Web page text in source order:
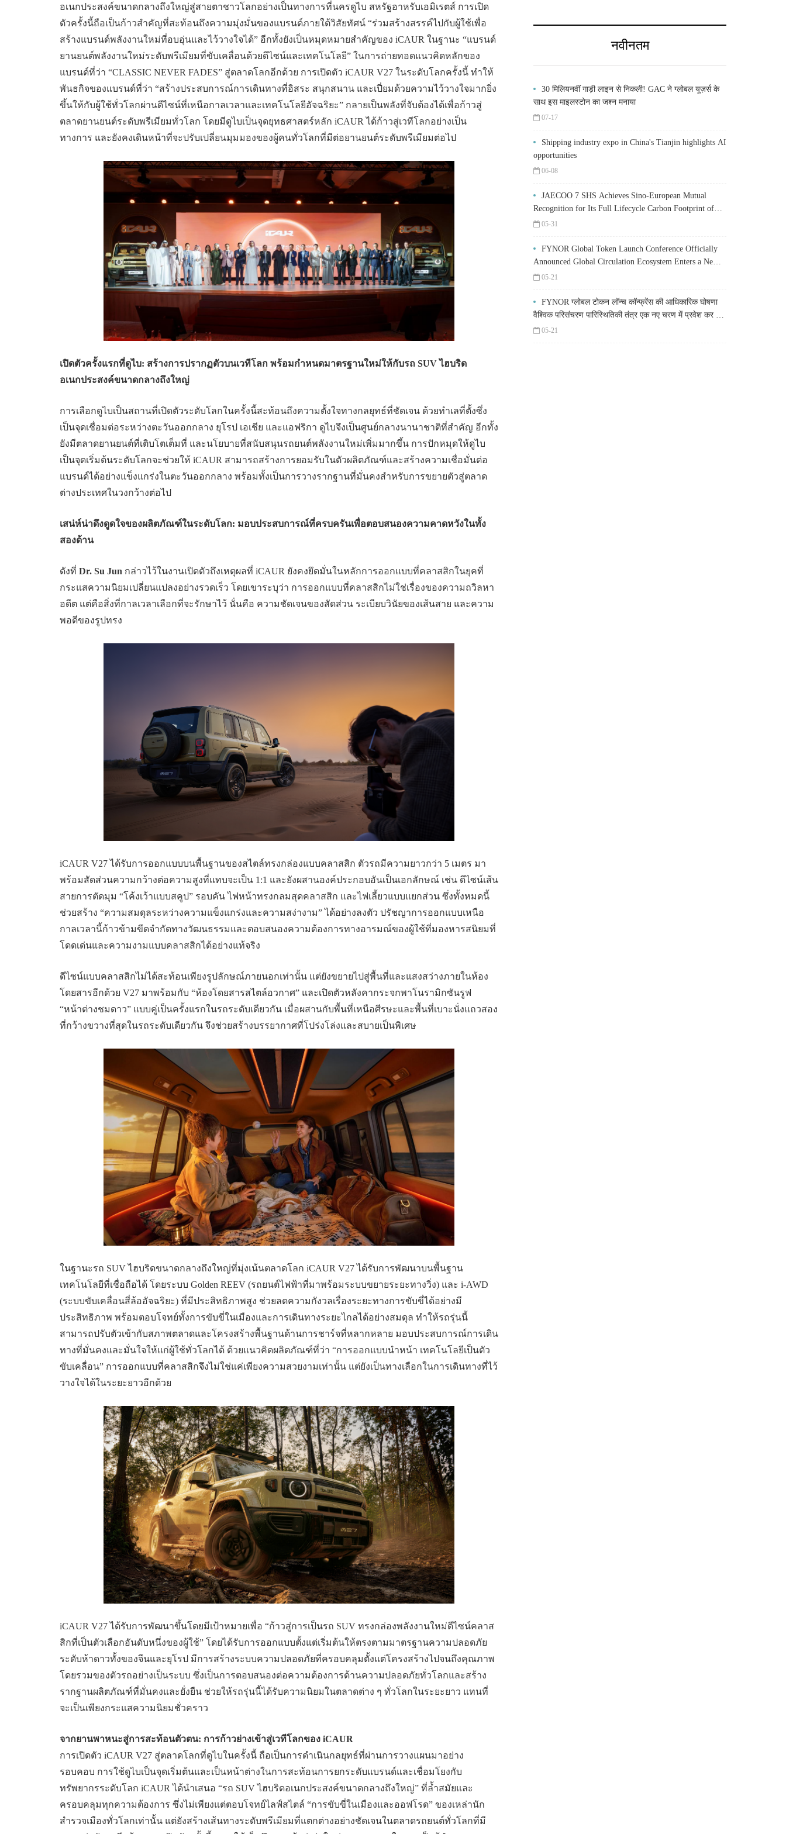
อเนกประสงค์ขนาดกลางถึงใหญ่สู่สายตาชาวโลกอย่างเป็นทางการที่นครดูไบ สหรัฐอาหรับเอมิเรตส์ การเปิด
ตัวครั้งนี้ถือเป็นก้าวสำคัญที่สะท้อนถึงความมุ่งมั่นของแบรนด์ภายใต้วิสัยทัศน์ “ร่วมสร้างสรรค์ไปกับผู้ใช้เพื่อ
สร้างแบรนด์พลังงานใหม่ที่อบอุ่นและไว้วางใจได้” อีกทั้งยังเป็นหมุดหมายสำคัญของ iCAUR ในฐานะ “แบรนด์
ยานยนต์พลังงานใหม่ระดับพรีเมียมที่ขับเคลื่อนด้วยดีไซน์และเทคโนโลยี” ในการถ่ายทอดแนวคิดหลักของ
แบรนด์ที่ว่า “CLASSIC NEVER FADES” สู่ตลาดโลกอีกด้วย การเปิดตัว iCAUR V27 ในระดับโลกครั้งนี้ ทำให้
พันธกิจของแบรนด์ที่ว่า “สร้างประสบการณ์การเดินทางที่อิสระ สนุกสนาน และเปี่ยมด้วยความไว้วางใจมากยิ่ง
ขึ้นให้กับผู้ใช้ทั่วโลกผ่านดีไซน์ที่เหนือกาลเวลาและเทคโนโลยีอัจฉริยะ” กลายเป็นพลังที่จับต้องได้เพื่อก้าวสู่
ตลาดยานยนต์ระดับพรีเมียมทั่วโลก โดยมีดูไบเป็นจุดยุทธศาสตร์หลัก iCAUR ได้ก้าวสู่เวทีโลกอย่างเป็น
ทางการ และยังคงเดินหน้าที่จะปรับเปลี่ยนมุมมองของผู้คนทั่วโลกที่มีต่อยานยนต์ระดับพรีเมียมต่อไป
เปิดตัวครั้งแรกที่ดูไบ: สร้างการปรากฏตัวบนเวทีโลก พร้อมกำหนดมาตรฐานใหม่ให้กับรถ SUV ไฮบริด
อเนกประสงค์ขนาดกลางถึงใหญ่
การเลือกดูไบเป็นสถานที่เปิดตัวระดับโลกในครั้งนี้สะท้อนถึงความตั้งใจทางกลยุทธ์ที่ชัดเจน ด้วยทำเลที่ตั้งซึ่ง
เป็นจุดเชื่อมต่อระหว่างตะวันออกกลาง ยุโรป เอเชีย และแอฟริกา ดูไบจึงเป็นศูนย์กลางนานาชาติที่สำคัญ อีกทั้ง
ยังมีตลาดยานยนต์ที่เติบโตเต็มที่ และนโยบายที่สนับสนุนรถยนต์พลังงานใหม่เพิ่มมากขึ้น การปักหมุดให้ดูไบ
เป็นจุดเริ่มต้นระดับโลกจะช่วยให้ iCAUR สามารถสร้างการยอมรับในตัวผลิตภัณฑ์และสร้างความเชื่อมั่นต่อ
แบรนด์ได้อย่างแข็งแกร่งในตะวันออกกลาง พร้อมทั้งเป็นการวางรากฐานที่มั่นคงสำหรับการขยายตัวสู่ตลาด
ต่างประเทศในวงกว้างต่อไป
เสน่ห์น่าดึงดูดใจของผลิตภัณฑ์ในระดับโลก: มอบประสบการณ์ที่ครบครันเพื่อตอบสนองความคาดหวังในทั้ง
สองด้าน
ดังที่ Dr. Su Jun กล่าวไว้ในงานเปิดตัวถึงเหตุผลที่ iCAUR ยังคงยึดมั่นในหลักการออกแบบที่คลาสสิกในยุคที่
กระแสความนิยมเปลี่ยนแปลงอย่างรวดเร็ว โดยเขาระบุว่า การออกแบบที่คลาสสิกไม่ใช่เรื่องของความถวิลหา
อดีต แต่คือสิ่งที่กาลเวลาเลือกที่จะรักษาไว้ นั่นคือ ความชัดเจนของสัดส่วน ระเบียบวินัยของเส้นสาย และความ
พอดีของรูปทรง
iCAUR V27 ได้รับการออกแบบบนพื้นฐานของสไตล์ทรงกล่องแบบคลาสสิก ตัวรถมีความยาวกว่า 5 เมตร มา
พร้อมสัดส่วนความกว้างต่อความสูงที่แทบจะเป็น 1:1 และยังผสานองค์ประกอบอันเป็นเอกลักษณ์ เช่น ดีไซน์เส้น
สายการตัดมุม “โค้งเว้าแบบสคูป” รอบคัน ไฟหน้าทรงกลมสุดคลาสสิก และไฟเลี้ยวแบบแยกส่วน ซึ่งทั้งหมดนี้
ช่วยสร้าง “ความสมดุลระหว่างความแข็งแกร่งและความสง่างาม” ได้อย่างลงตัว ปรัชญาการออกแบบเหนือ
กาลเวลานี้ก้าวข้ามขีดจำกัดทางวัฒนธรรมและตอบสนองความต้องการทางอารมณ์ของผู้ใช้ที่มองหารสนิยมที่
โดดเด่นและความงามแบบคลาสสิกได้อย่างแท้จริง
ดีไซน์แบบคลาสสิกไม่ได้สะท้อนเพียงรูปลักษณ์ภายนอกเท่านั้น แต่ยังขยายไปสู่พื้นที่และแสงสว่างภายในห้อง
โดยสารอีกด้วย V27 มาพร้อมกับ “ห้องโดยสารสไตล์อวกาศ” และเปิดตัวหลังคากระจกพาโนรามิกซันรูฟ
“หน้าต่างชมดาว” แบบคู่เป็นครั้งแรกในรถระดับเดียวกัน เมื่อผสานกับพื้นที่เหนือศีรษะและพื้นที่เบาะนั่งแถวสอง
ที่กว้างขวางที่สุดในรถระดับเดียวกัน จึงช่วยสร้างบรรยากาศที่โปร่งโล่งและสบายเป็นพิเศษ
ในฐานะรถ SUV ไฮบริดขนาดกลางถึงใหญ่ที่มุ่งเน้นตลาดโลก iCAUR V27 ได้รับการพัฒนาบนพื้นฐาน
เทคโนโลยีที่เชื่อถือได้ โดยระบบ Golden REEV (รถยนต์ไฟฟ้าที่มาพร้อมระบบขยายระยะทางวิ่ง) และ i-AWD
(ระบบขับเคลื่อนสี่ล้ออัจฉริยะ) ที่มีประสิทธิภาพสูง ช่วยลดความกังวลเรื่องระยะทางการขับขี่ได้อย่างมี
ประสิทธิภาพ พร้อมตอบโจทย์ทั้งการขับขี่ในเมืองและการเดินทางระยะไกลได้อย่างสมดุล ทำให้รถรุ่นนี้
สามารถปรับตัวเข้ากับสภาพตลาดและโครงสร้างพื้นฐานด้านการชาร์จที่หลากหลาย มอบประสบการณ์การเดิน
ทางที่มั่นคงและมั่นใจให้แก่ผู้ใช้ทั่วโลกได้ ด้วยแนวคิดผลิตภัณฑ์ที่ว่า “การออกแบบนำหน้า เทคโนโลยีเป็นตัว
ขับเคลื่อน” การออกแบบที่คลาสสิกจึงไม่ใช่แค่เพียงความสวยงามเท่านั้น แต่ยังเป็นทางเลือกในการเดินทางที่ไว้
วางใจได้ในระยะยาวอีกด้วย
iCAUR V27 ได้รับการพัฒนาขึ้นโดยมีเป้าหมายเพื่อ “ก้าวสู่การเป็นรถ SUV ทรงกล่องพลังงานใหม่ดีไซน์คลาส
สิกที่เป็นตัวเลือกอันดับหนึ่งของผู้ใช้” โดยได้รับการออกแบบตั้งแต่เริ่มต้นให้ตรงตามมาตรฐานความปลอดภัย
ระดับห้าดาวทั้งของจีนและยุโรป มีการสร้างระบบความปลอดภัยที่ครอบคลุมตั้งแต่โครงสร้างไปจนถึงคุณภาพ
โดยรวมของตัวรถอย่างเป็นระบบ ซึ่งเป็นการตอบสนองต่อความต้องการด้านความปลอดภัยทั่วโลกและสร้าง
รากฐานผลิตภัณฑ์ที่มั่นคงและยั่งยืน ช่วยให้รถรุ่นนี้ได้รับความนิยมในตลาดต่าง ๆ ทั่วโลกในระยะยาว แทนที่
จะเป็นเพียงกระแสความนิยมชั่วคราว
จากยานพาหนะสู่การสะท้อนตัวตน: การก้าวย่างเข้าสู่เวทีโลกของ iCAUR
การเปิดตัว iCAUR V27 สู่ตลาดโลกที่ดูไบในครั้งนี้ ถือเป็นการดำเนินกลยุทธ์ที่ผ่านการวางแผนมาอย่าง
รอบคอบ การใช้ดูไบเป็นจุดเริ่มต้นและเป็นหน้าต่างในการสะท้อนการยกระดับแบรนด์และเชื่อมโยงกับ
ทรัพยากรระดับโลก iCAUR ได้นำเสนอ “รถ SUV ไฮบริดอเนกประสงค์ขนาดกลางถึงใหญ่” ที่ล้ำสมัยและ
ครอบคลุมทุกความต้องการ ซึ่งไม่เพียงแต่ตอบโจทย์ไลฟ์สไตล์ “การขับขี่ในเมืองและออฟโรด” ของเหล่านัก
สำรวจเมืองทั่วโลกเท่านั้น แต่ยังสร้างเส้นทางระดับพรีเมียมที่แตกต่างอย่างชัดเจนในตลาดรถยนต์ทั่วโลกที่มี
नवीनतम
30 मिलियनवीं गाड़ी लाइन से निकली! GAC ने ग्लोबल यूज़र्स के
साथ इस माइलस्टोन का जश्न मनाया
07-17
Shipping industry expo in China's Tianjin highlights AI
opportunities
06-08
JAECOO 7 SHS Achieves Sino-European Mutual
Recognition for Its Full Lifecycle Carbon Footprint of
Just 120.40 gCO₂e/km
05-31
FYNOR Global Token Launch Conference Officially
Announced Global Circulation Ecosystem Enters a New
Stage05-21
FYNOR ग्लोबल टोकन लॉन्च कॉन्फ्रेंस की आधिकारिक घोषणा
वैश्विक परिसंचरण पारिस्थितिकी तंत्र एक नए चरण में प्रवेश कर रहा
है 05-21